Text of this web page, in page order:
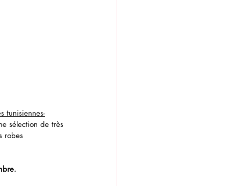
tunisiennes-
sélection de très
robes